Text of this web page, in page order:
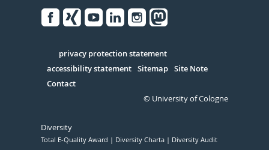
Serivce
privacy protection statement
accessibility statement Sitemap Site Note
Contact
© University of Cologne
Diversity
Total E-Quality Award Diversity Charta Diversity Audit